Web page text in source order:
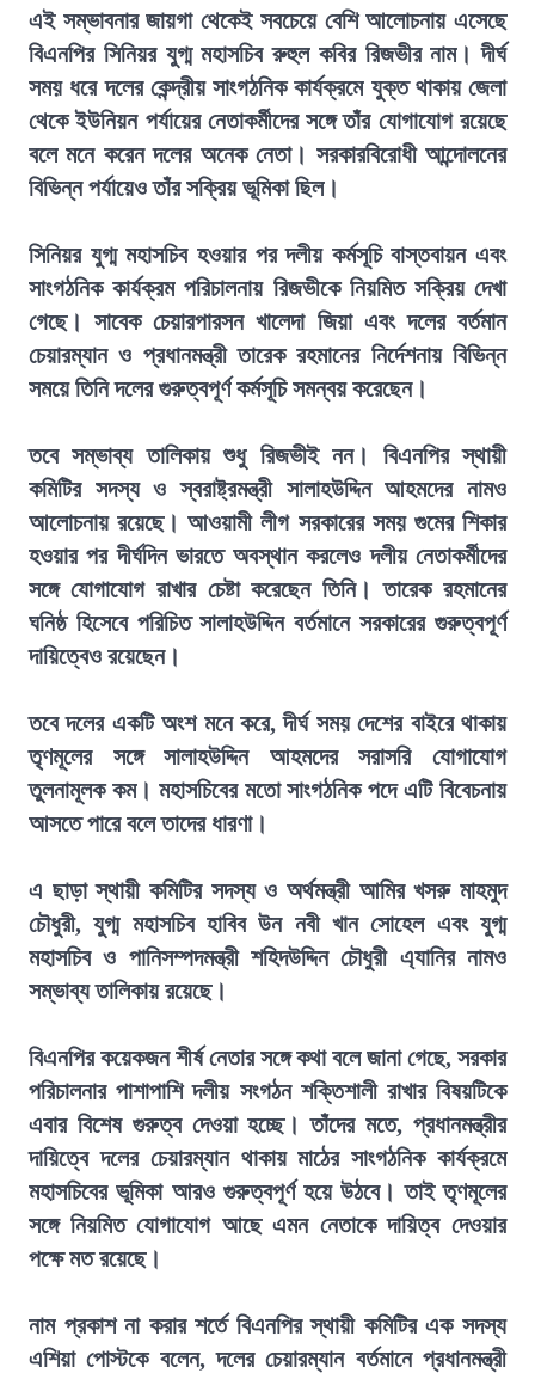
এই সম্ভাবনার জায়গা থেকেই সবচেয়ে বেশি আলোচনায় এসেছে
বিএনপির সিনিয়র যুগ্ম মহাসচিব রুহুল কবির রিজভীর নাম। দীর্ঘ
সময় ধরে দলের কেন্দ্রীয় সাংগঠনিক কার্যক্রমে যুক্ত থাকায় জেলা
থেকে ইউনিয়ন পর্যায়ের নেতাকর্মীদের সঙ্গে তাঁর যোগাযোগ রয়েছে
বলে মনে করেন দলের অনেক নেতা। সরকারবিরোধী আন্দোলনের
বিভিন্ন পর্যায়েও তাঁর সক্রিয় ভূমিকা ছিল।
সিনিয়র যুগ্ম মহাসচিব হওয়ার পর দলীয় কর্মসূচি বাস্তবায়ন এবং
সাংগঠনিক কার্যক্রম পরিচালনায় রিজভীকে নিয়মিত সক্রিয় দেখা
গেছে। সাবেক চেয়ারপারসন খালেদা জিয়া এবং দলের বর্তমান
চেয়ারম্যান ও প্রধানমন্ত্রী তারেক রহমানের নির্দেশনায় বিভিন্ন
সময়ে তিনি দলের গুরুত্বপূর্ণ কর্মসূচি সমন্বয় করেছেন।
তবে সম্ভাব্য তালিকায় শুধু রিজভীই নন। বিএনপির স্থায়ী
কমিটির সদস্য ও স্বরাষ্ট্রমন্ত্রী সালাহউদ্দিন আহমদের নামও
আলোচনায় রয়েছে। আওয়ামী লীগ সরকারের সময় গুমের শিকার
হওয়ার পর দীর্ঘদিন ভারতে অবস্থান করলেও দলীয় নেতাকর্মীদের
সঙ্গে যোগাযোগ রাখার চেষ্টা করেছেন তিনি। তারেক রহমানের
ঘনিষ্ঠ হিসেবে পরিচিত সালাহউদ্দিন বর্তমানে সরকারের গুরুত্বপূর্ণ
দায়িত্বেও রয়েছেন।
তবে দলের একটি অংশ মনে করে, দীর্ঘ সময় দেশের বাইরে থাকায়
তৃণমূলের সঙ্গে সালাহউদ্দিন আহমদের সরাসরি যোগাযোগ
তুলনামূলক কম। মহাসচিবের মতো সাংগঠনিক পদে এটি বিবেচনায়
আসতে পারে বলে তাদের ধারণা।
এ ছাড়া স্থায়ী কমিটির সদস্য ও অর্থমন্ত্রী আমির খসরু মাহমুদ
চৌধুরী, যুগ্ম মহাসচিব হাবিব উন নবী খান সোহেল এবং যুগ্ম
মহাসচিব ও পানিসম্পদমন্ত্রী শহিদউদ্দিন চৌধুরী এ্যানির নামও
সম্ভাব্য তালিকায় রয়েছে।
বিএনপির কয়েকজন শীর্ষ নেতার সঙ্গে কথা বলে জানা গেছে, সরকার
পরিচালনার পাশাপাশি দলীয় সংগঠন শক্তিশালী রাখার বিষয়টিকে
এবার বিশেষ গুরুত্ব দেওয়া হচ্ছে। তাঁদের মতে, প্রধানমন্ত্রীর
দায়িত্বে দলের চেয়ারম্যান থাকায় মাঠের সাংগঠনিক কার্যক্রমে
মহাসচিবের ভূমিকা আরও গুরুত্বপূর্ণ হয়ে উঠবে। তাই তৃণমূলের
সঙ্গে নিয়মিত যোগাযোগ আছে এমন নেতাকে দায়িত্ব দেওয়ার
পক্ষে মত রয়েছে।
নাম প্রকাশ না করার শর্তে বিএনপির স্থায়ী কমিটির এক সদস্য
এশিয়া পোস্টকে বলেন, দলের চেয়ারম্যান বর্তমানে প্রধানমন্ত্রী